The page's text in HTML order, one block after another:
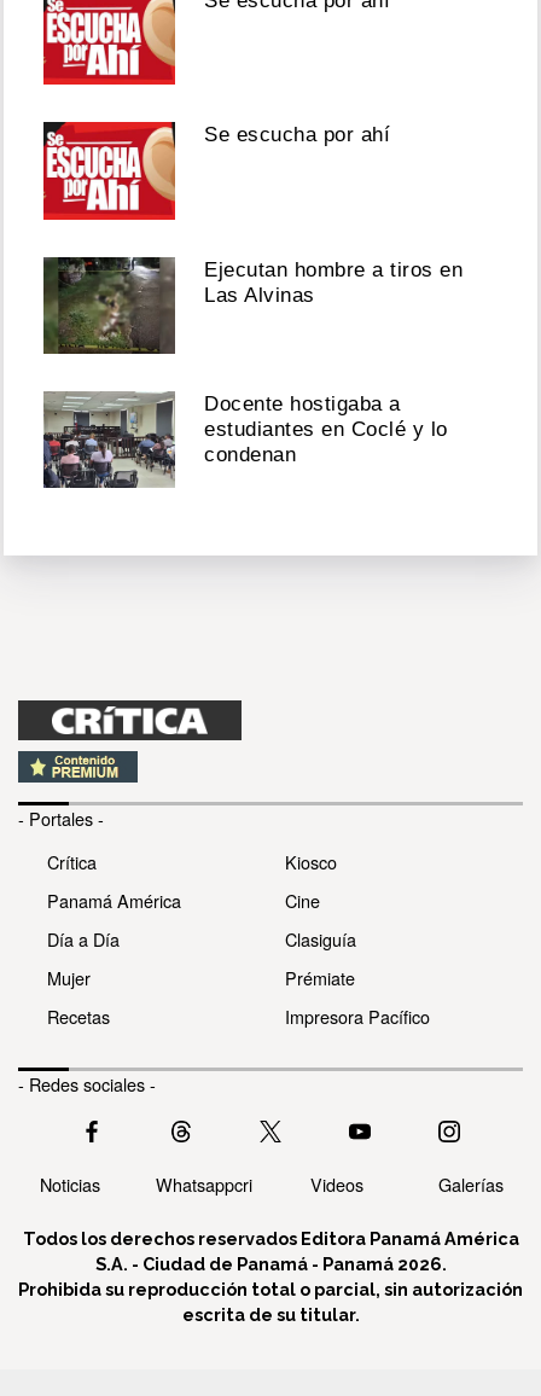
Se escucha por ahí
Ejecutan hombre a tiros en
Las Alvinas
Docente hostigaba a
estudiantes en Coclé y lo
condenan
- Portales -
Crítica
Panamá América
Día a Día
Mujer
Recetas
Kiosco
Cine
Clasiguía
Prémiate
Impresora Pacífico
- Redes sociales -
Noticias Whatsappcri Videos Galerías
Todos los derechos reservados Editora Panamá América
S.A. - Ciudad de Panamá - Panamá 2026.
Prohibida su reproducción total o parcial, sin autorización
escrita de su titular.